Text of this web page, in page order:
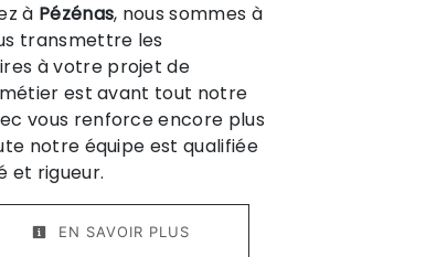
à Pézénas, nous sommes à
transmettre les
à votre projet de
est avant tout notre
vous renforce encore plus
notre équipe est qualifiée
et rigueur.
EN SAVOIR PLUS